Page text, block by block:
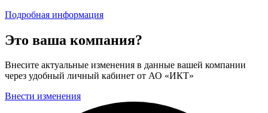
Подробная информация
Это ваша компания?
Внесите актуальные изменения в данные вашей компании
через удобный личный кабинет от АО «ИКТ»
Внести изменения